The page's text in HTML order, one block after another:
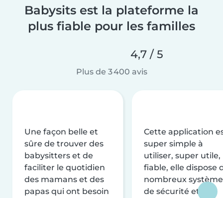
Babysits est la plateforme la
plus fiable pour les familles
4,7 / 5
Plus de 3 400 avis
Une façon belle et
sûre de trouver des
babysitters et de
faciliter le quotidien
des mamans et des
papas qui ont besoin
Cette application
super simple à
utiliser, super utile,
fiable, elle dispose
nombreux
de sécurité et de